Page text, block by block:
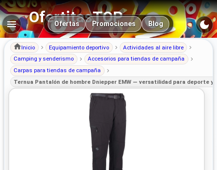
OfertitasTOP
Navegación principal
Ofertas Promociones Blog
Inicio Equipamiento deportivo
Actividades al aire libre
Camping y senderismo
Accesorios para tiendas de campaña
Carpas para tiendas de campaña
Ternua Pantalón de hombre Dniepper EMW — versatilidad para deporte